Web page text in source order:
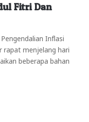
Fitri Dan
Inflasi
rapat menjelang hari
beberapa bahan